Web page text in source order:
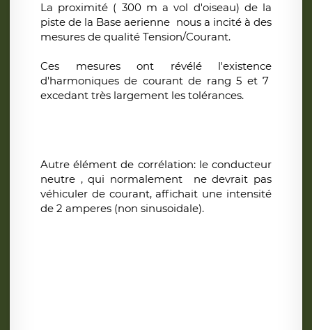
La proximité ( 300 m a vol d'oiseau) de la
piste de la Base aerienne nous a incité à des
mesures de qualité Tension/Courant.
Ces mesures ont révélé l'existence
d'harmoniques de courant de rang 5 et 7
excedant très largement les tolérances.
Autre élément de corrélation: le conducteur
neutre , qui normalement ne devrait pas
véhiculer de courant, affichait une intensité
de 2 amperes (non sinusoidale).